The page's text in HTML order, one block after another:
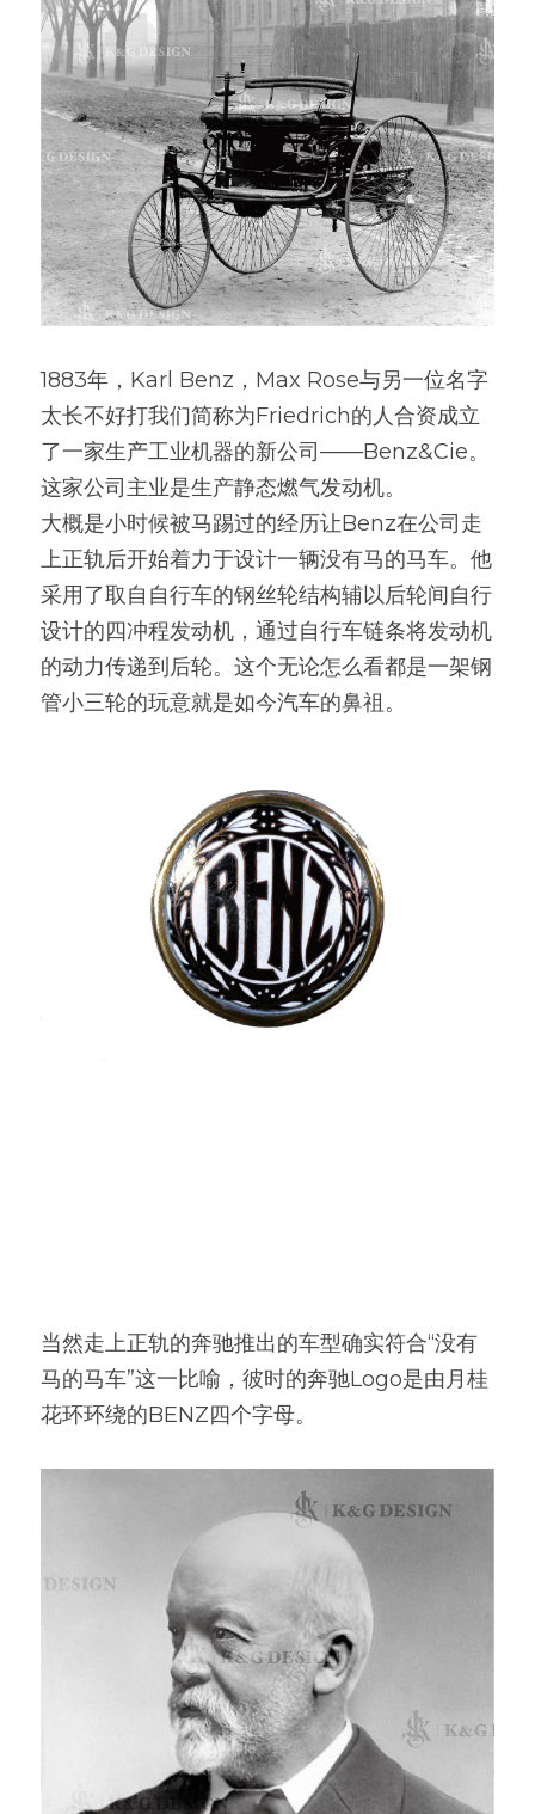
1883年，Karl Benz，Max Rose与另一位名字
太长不好打我们简称为Friedrich的人合资成立
了一家生产工业机器的新公司——Benz&Cie。
这家公司主业是生产静态燃气发动机。
大概是小时候被马踢过的经历让Benz在公司走
上正轨后开始着力于设计一辆没有马的马车。他
采用了取自自行车的钢丝轮结构辅以后轮间自行
设计的四冲程发动机，通过自行车链条将发动机
的动力传递到后轮。这个无论怎么看都是一架钢
管小三轮的玩意就是如今汽车的鼻祖。
当然走上正轨的奔驰推出的车型确实符合“没有
马的马车”这一比喻，彼时的奔驰Logo是由月桂
花环环绕的BENZ四个字母。